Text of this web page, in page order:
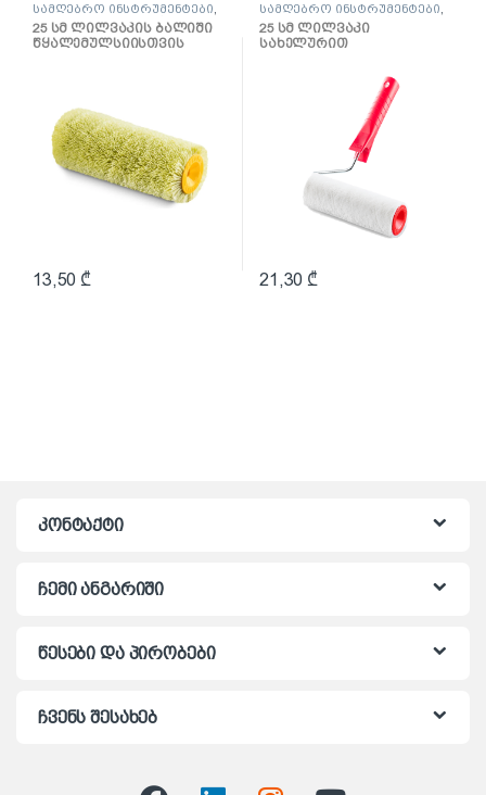
სამღებრო ინსტრუმენტები
ლილვაკი და აქსესუარები
25 სმ ლილვაკის ბალიში
წყალემულსიისთვის
13,50 ₾
სამღებრო ინსტრუმენტები
ლილვაკი და აქსესუარები
25 სმ ლილვაკი
სახელურით
21,30 ₾
კონტაქტი
ჩემი ანგარიში
წესები და პირობები
ჩვენს შესახებ